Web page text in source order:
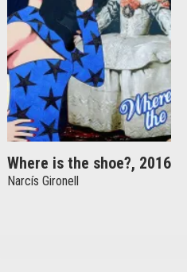
Where is the shoe?, 2016
Narcís Gironell